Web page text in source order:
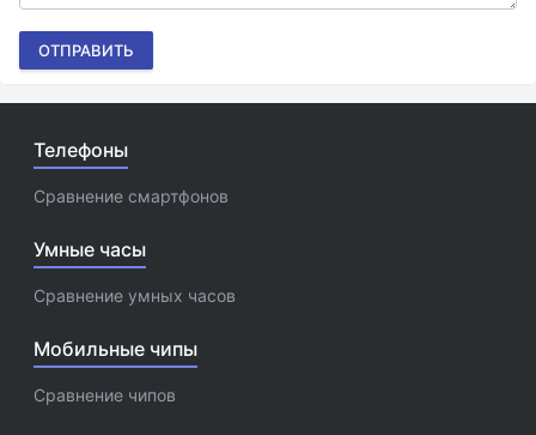
ОТПРАВИТЬ
Телефоны
Сравнение смартфонов
Умные часы
Сравнение умных часов
Мобильные чипы
Сравнение чипов